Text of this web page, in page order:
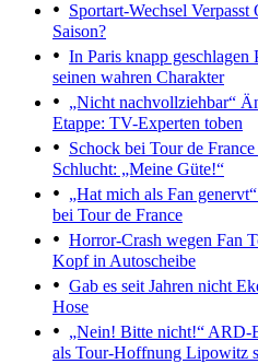
Sportart-Wechsel Verpasst
Saison?
In Paris knapp geschlagen
seinen wahren Charakter
„Nicht nachvollziehbar“
Etappe: TV-Experten toben
Schock bei Tour de France
Schlucht: „Meine Güte!“
„Hat mich als Fan genervt“
bei Tour de France
Horror-Crash wegen Fan
Kopf in Autoscheibe
Gab es seit Jahren nicht
Hose
„Nein! Bitte nicht!“ ARD-
als Tour-Hoffnung Lipowitz